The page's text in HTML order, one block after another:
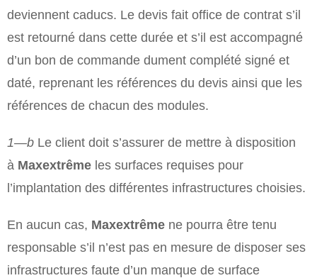
deviennent caducs. Le devis fait office de contrat s’il
est retourné dans cette durée et s’il est accompagné
d’un bon de commande dument complété signé et
daté, reprenant les références du devis ainsi que les
références de chacun des modules.
1—b Le client doit s’assurer de mettre à disposition
à Maxextrême les surfaces requises pour
l’implantation des différentes infrastructures choisies.
En aucun cas, Maxextrême ne pourra être tenu
responsable s’il n’est pas en mesure de disposer ses
infrastructures faute d’un manque de surface